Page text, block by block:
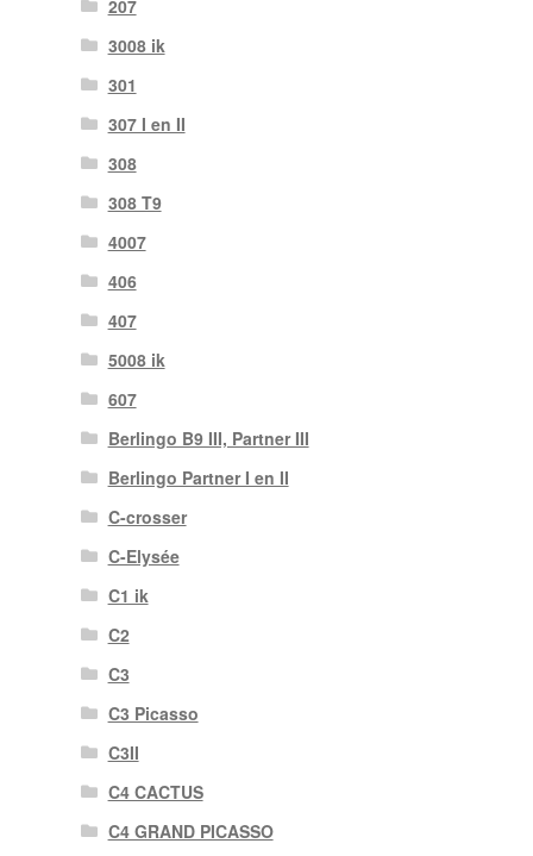
207
3008 ik
301
307 I en II
308
308 T9
4007
406
407
5008 ik
607
Berlingo B9 III, Partner III
Berlingo Partner I en II
C-crosser
C-Elysée
C1 ik
C2
C3
C3 Picasso
C3II
C4 CACTUS
C4 GRAND PICASSO